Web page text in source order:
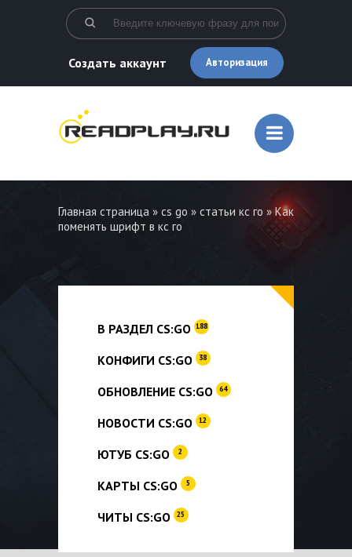
Создать аккаунт Авторизация
Главная страница » cs go » статьи кс го » Как
поменять шрифт в кс го
В РАЗДЕЛ CS:GO 188
КОНФИГИ CS:GO 38
ОБНОВЛЕНИЕ CS:GO 64
НОВОСТИ CS:GO 12
ЮТУБ CS:GO 2
КАРТЫ CS:GO 5
ЧИТЫ CS:GO 25